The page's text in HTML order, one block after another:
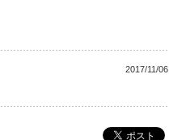
2017/11/06